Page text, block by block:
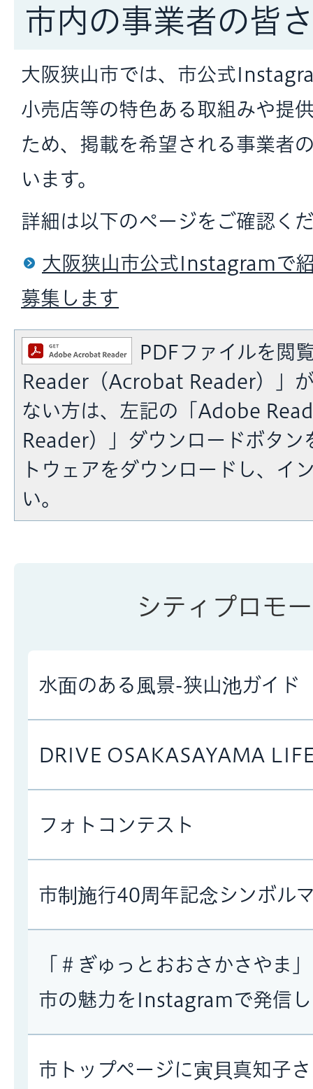
市内の事業者の皆
大阪狭山市では、市公式
小売店等の特色ある取組みや提
ため、掲載を希望される事業者
います。
詳細は以下のページをご確認く
大阪狭山市公式Instagramで
募集します
PDFファイルを閲
Reader（Acrobat Reader）」
ない方は、左記の「Adobe
Reader）」ダウンロードボタン
トウェアをダウンロードし、イ
い。
シティプロモ
水面のある風景-狭山池ガイド
DRIVE OSAKASAYAMA
フォトコンテスト
市制施行40周年記念シンボル
「＃ぎゅっとおおさかさやま
市の魅力をInstagramで発信
市トップページに寅貝真知子